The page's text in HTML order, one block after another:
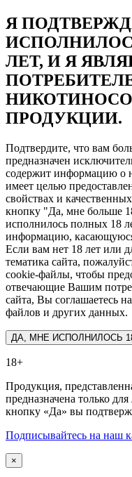
Я
ЛЕТ, И Я
ПРОДУКЦИИ.
Подтвердите, что вам
предназначен
содержит информацию о
имеет целью
свойствах и
кнопку "Да, мне больше
исполнилось полных 18
информацию,
Если вам нет 18 лет или
тематика сайта,
cookie-файлы, чтобы
отвечающие Вашим
сайта, Вы соглашаетесь
файлов и других данных.
ДА, МНЕ ИСПОЛНИЛОСЬ
18+
Продукция,
предназначена только
кнопку «Да» вы
Подписывайтесь на наш
×